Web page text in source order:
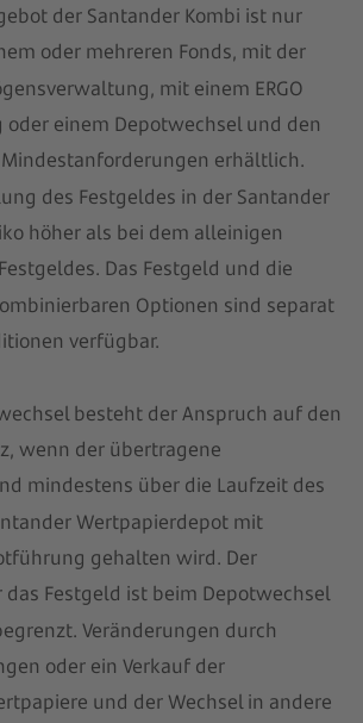
der Santander Kombi ist nur
oder mehreren Fonds, mit der
mit einem ERGO
oder einem Depotwechsel und den
erhältlich.
des Festgeldes in der Santander
höher als bei dem alleinigen
Das Festgeld und die
Optionen sind separat
verfügbar.
besteht der Anspruch auf den
wenn der übertragene
mindestens über die Laufzeit des
Wertpapierdepot mit
gehalten wird. Der
Festgeld ist beim Depotwechsel
Veränderungen durch
oder ein Verkauf der
und der Wechsel in andere